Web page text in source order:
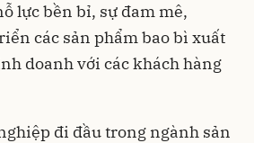
lực bền bỉ, sự đam mê,
các sản phẩm bao bì xuất
doanh với các khách hàng
đi đầu trong ngành sản